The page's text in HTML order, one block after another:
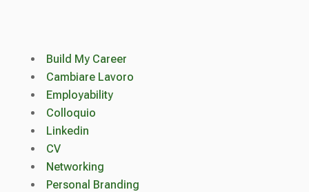
Build My Career
Cambiare Lavoro
Employability
Colloquio
Linkedin
CV
Networking
Personal Branding